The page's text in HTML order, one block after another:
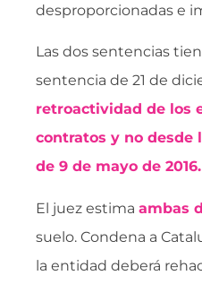
desproporcionadas e
Las dos sentencias
sentencia de 21 de
retroactividad de los
contratos y no desde
de 9 de mayo de 2016.
El juez estima ambas
suelo. Condena a
la entidad deberá